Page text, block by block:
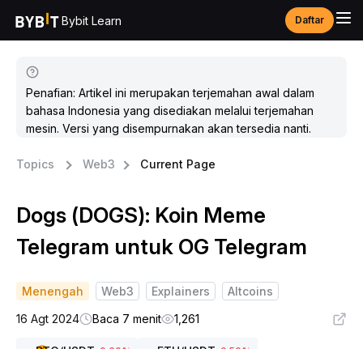
Bybit Learn Daftar
Penafian: Artikel ini merupakan terjemahan awal dalam
bahasa Indonesia yang disediakan melalui terjemahan
mesin. Versi yang disempurnakan akan tersedia nanti.
Topics Web3 Current Page
Dogs (DOGS): Koin Meme
Telegram untuk OG Telegram
Menengah Web3 Explainers
Altcoins
16 Agt 2024
Baca 7 menit 1,261